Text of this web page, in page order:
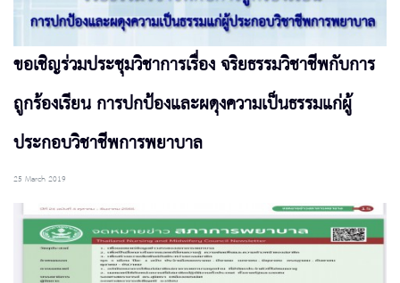
ขอเชิญร่วมประชุมวิชาการเรื่อง จริยธรรมวิชาชีพกับการ
ถูกร้องเรียน การปกป้องและผดุงความเป็นธรรมแก่ผู้
ประกอบวิชาชีพการพยาบาล
25 March 2019